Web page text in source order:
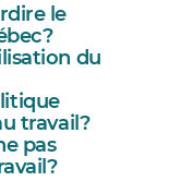
le
du
travail?
pas